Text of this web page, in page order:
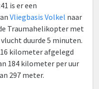
is er een
Vliegbasis Volkel naar
Traumahelikopter met
duurde 5 minuten.
kilometer afgelegd
184 kilometer per uur
297 meter.